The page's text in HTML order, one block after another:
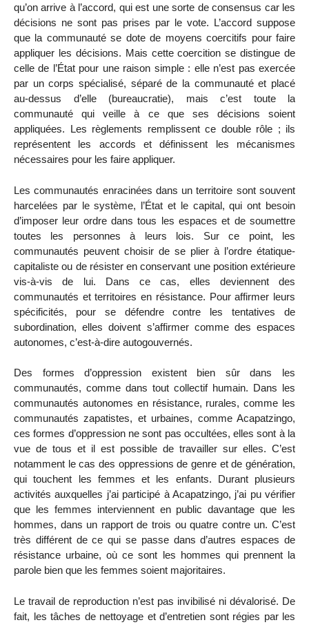
qu’on arrive à l’accord, qui est une sorte de consensus car les
décisions ne sont pas prises par le vote. L’accord suppose
que la communauté se dote de moyens coercitifs pour faire
appliquer les décisions. Mais cette coercition se distingue de
celle de l’État pour une raison simple : elle n’est pas exercée
par un corps spécialisé, séparé de la communauté et placé
au-dessus d’elle (bureaucratie), mais c’est toute la
communauté qui veille à ce que ses décisions soient
appliquées. Les règlements remplissent ce double rôle ; ils
représentent les accords et définissent les mécanismes
nécessaires pour les faire appliquer.
Les communautés enracinées dans un territoire sont souvent
harcelées par le système, l’État et le capital, qui ont besoin
d’imposer leur ordre dans tous les espaces et de soumettre
toutes les personnes à leurs lois. Sur ce point, les
communautés peuvent choisir de se plier à l’ordre étatique-
capitaliste ou de résister en conservant une position extérieure
vis-à-vis de lui. Dans ce cas, elles deviennent des
communautés et territoires en résistance. Pour affirmer leurs
spécificités, pour se défendre contre les tentatives de
subordination, elles doivent s’affirmer comme des espaces
autonomes, c’est-à-dire autogouvernés.
Des formes d’oppression existent bien sûr dans les
communautés, comme dans tout collectif humain. Dans les
communautés autonomes en résistance, rurales, comme les
communautés zapatistes, et urbaines, comme Acapatzingo,
ces formes d’oppression ne sont pas occultées, elles sont à la
vue de tous et il est possible de travailler sur elles. C’est
notamment le cas des oppressions de genre et de génération,
qui touchent les femmes et les enfants. Durant plusieurs
activités auxquelles j’ai participé à Acapatzingo, j’ai pu vérifier
que les femmes interviennent en public davantage que les
hommes, dans un rapport de trois ou quatre contre un. C’est
très différent de ce qui se passe dans d’autres espaces de
résistance urbaine, où ce sont les hommes qui prennent la
parole bien que les femmes soient majoritaires.
Le travail de reproduction n’est pas invibilisé ni dévalorisé. De
fait, les tâches de nettoyage et d’entretien sont régies par les